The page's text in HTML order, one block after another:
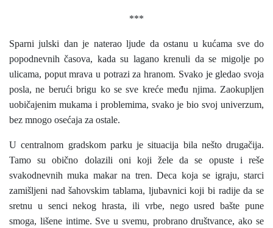
***
Sparni julski dan je naterao ljude da ostanu u kućama sve do
popodnevnih časova, kada su lagano krenuli da se migolje po
ulicama, poput mrava u potrazi za hranom. Svako je gledao svoja
posla, ne berući brigu ko se sve kreće među njima. Zaokupljen
uobičajenim mukama i problemima, svako je bio svoj univerzum,
bez mnogo osećaja za ostale.
U centralnom gradskom parku je situacija bila nešto drugačija.
Tamo su obično dolazili oni koji žele da se opuste i reše
svakodnevnih muka makar na tren. Deca koja se igraju, starci
zamišljeni nad šahovskim tablama, ljubavnici koji bi radije da se
sretnu u senci nekog hrasta, ili vrbe, nego usred bašte pune
smoga, lišene intime. Sve u svemu, probrano društvance, ako se